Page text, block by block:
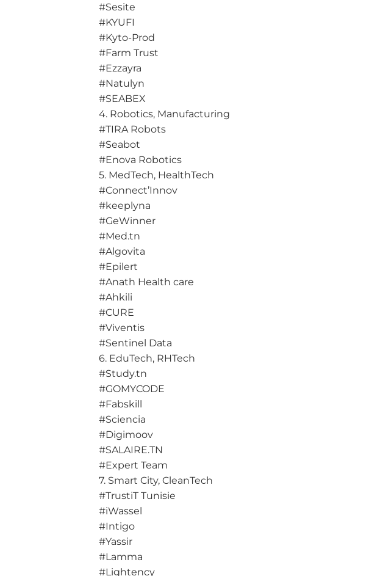
#Sesite
#KYUFI
#Kyto-Prod
#Farm Trust
#Ezzayra
#Natulyn
#SEABEX
4. Robotics, Manufacturing
#TIRA Robots
#Seabot
#Enova Robotics
5. MedTech, HealthTech
#Connect’Innov
#keeplyna
#GeWinner
#Med.tn
#Algovita
#Epilert
#Anath Health care
#Ahkili
#CURE
#Viventis
#Sentinel Data
6. EduTech, RHTech
#Study.tn
#GOMYCODE
#Fabskill
#Sciencia
#Digimoov
#SALAIRE.TN
#Expert Team
7. Smart City, CleanTech
#TrustiT Tunisie
#iWassel
#Intigo
#Yassir
#Lamma
#Lightency